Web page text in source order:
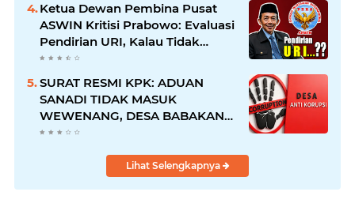
Ketua Dewan Pembina Pusat
ASWIN Kritisi Prabowo: Evaluasi
Pendirian URI, Kalau Tidak
Mendesak Sebaiknya
SURAT RESMI KPK: ADUAN
SANADI TIDAK MASUK
WEWENANG, DESA BABAKAN
JUSTRU DITETAPKAN DESA
Lihat Selengkapnya